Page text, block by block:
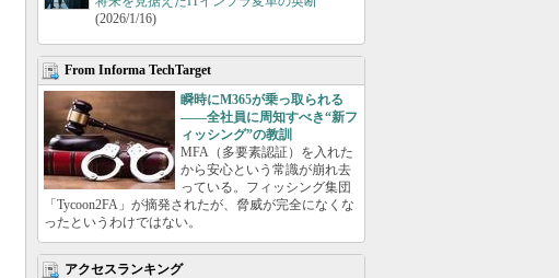
(2026/1/16)
From Informa TechTarget
瞬時にM365が乗っ取られる
――全社員に周知すべき“新フ
ィッシング”の教訓
MFA（多要素認証）を入れた
から安心という常識が崩れ去
っている。フィッシング集団
「Tycoon2FA」が摘発されたが、脅威が完全になくな
ったというわけではない。
アクセスランキング